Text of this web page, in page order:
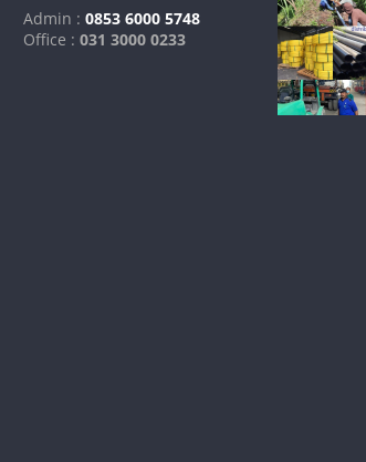
Admin : 0853 6000 5748
Office : 031 3000 0233